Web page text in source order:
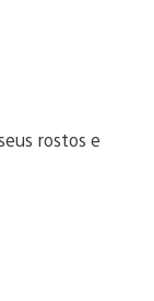
rostos e